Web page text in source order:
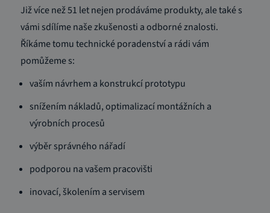
Již více než 51 let nejen prodáváme produkty, ale také s
vámi sdílíme naše zkušenosti a odborné znalosti.
Říkáme tomu technické poradenství a rádi vám
pomůžeme s:
vaším návrhem a konstrukcí prototypu
snížením nákladů, optimalizací montážních a
výrobních procesů
výběr správného nářadí
podporou na vašem pracovišti
inovací, školením a servisem